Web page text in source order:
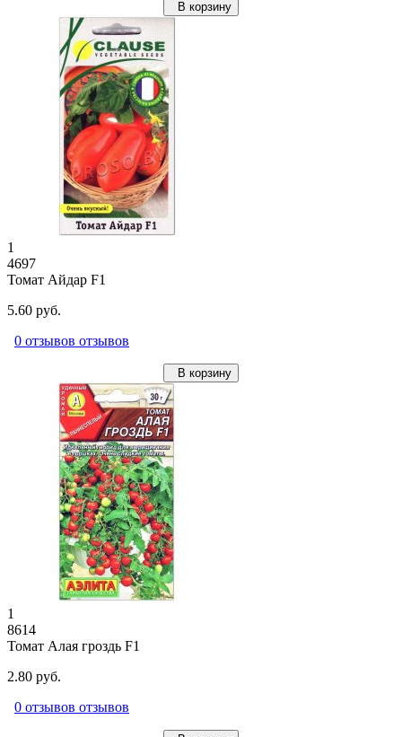
В корзину
1
4697
Томат Айдар F1
5.60 руб.
0 отзывов отзывов
В корзину
1
8614
Томат Алая гроздь F1
2.80 руб.
0 отзывов отзывов